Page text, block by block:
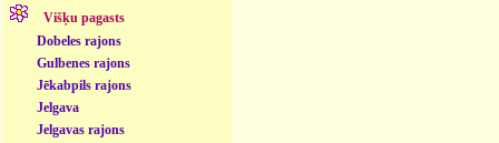
Višķu pagasts
Dobeles rajons
Gulbenes rajons
Jēkabpils rajons
Jelgava
Jelgavas rajons